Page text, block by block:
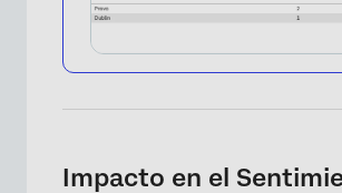
Impacto en el